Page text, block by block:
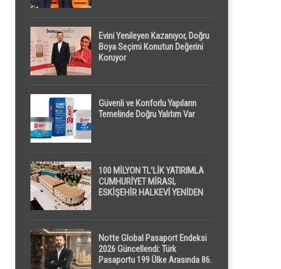
Evini Yenileyen Kazanıyor, Doğru
Boya Seçimi Konutun Değerini
Koruyor
Güvenli ve Konforlu Yapıların
Temelinde Doğru Yalıtım Var
100 MİLYON TL’LİK YATIRIMLA
CUMHURİYET MİRASI,
ESKİŞEHİR HALKEVİ YENİDEN
Notte Global Pasaport Endeksi
2026 Güncellendi: Türk
Pasaportu 199 Ülke Arasında 86.